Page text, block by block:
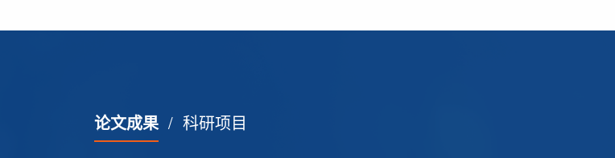
论文成果/ 科研项目